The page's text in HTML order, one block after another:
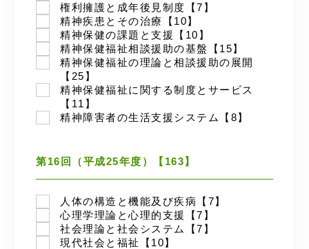
権利擁護と成年後見制度【7】
精神疾患とその治療【10】
精神保健の課題と支援【10】
精神保健福祉相談援助の基盤【15】
精神保健福祉の理論と相談援助の展開
【25】
精神保健福祉に関する制度とサービス
【11】
精神障害者の生活支援システム【8】
第16回（平成25年度）【163】
人体の構造と機能及び疾病【7】
心理学理論と心理的支援【7】
社会理論と社会システム【7】
現代社会と福祉【10】